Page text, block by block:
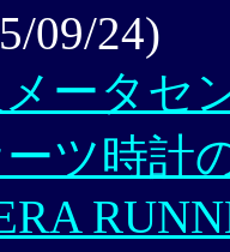
09/24)
ータセ
ツ時計